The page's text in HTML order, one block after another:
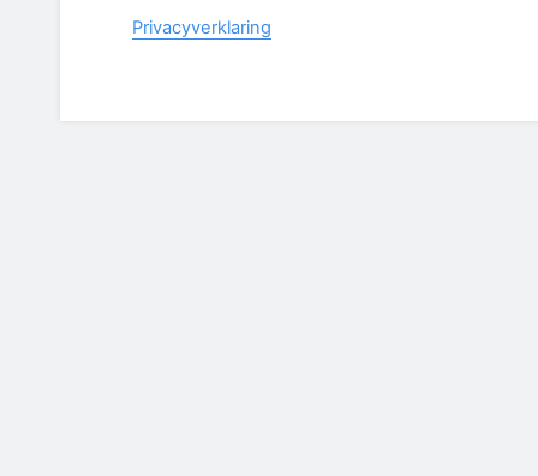
Privacyverklaring